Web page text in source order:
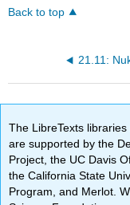
Back to top
21.11:
The LibreTexts libraries
are supported by the
Project, the UC Davis
the California State
Program, and Merlot.